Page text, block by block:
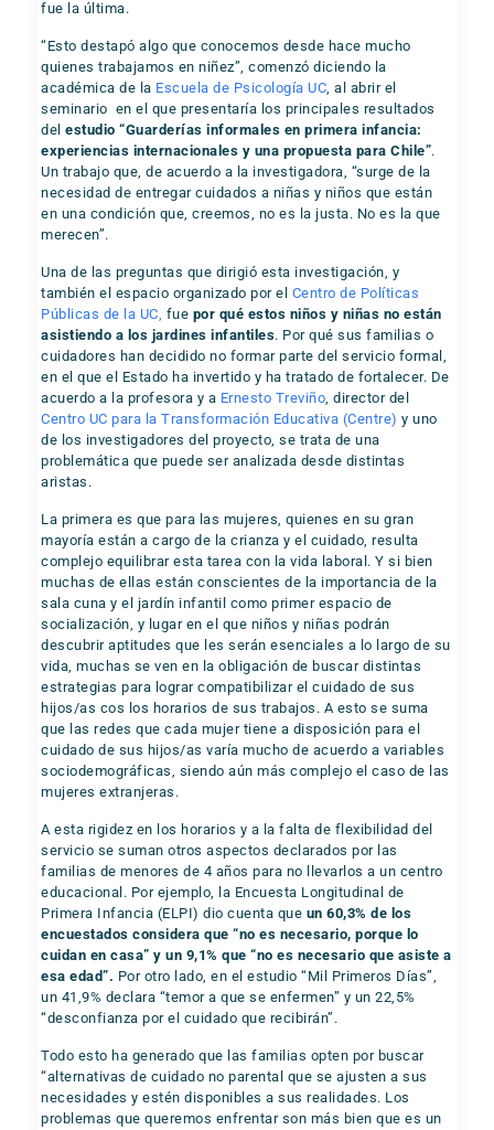
fue la última.
“Esto destapó algo que conocemos desde hace mucho
quienes trabajamos en niñez”, comenzó diciendo la
académica de la Escuela de Psicología UC, al abrir el
seminario en el que presentaría los principales resultados
delestudio “Guarderías informales en primera infancia:
experiencias internacionales y una propuesta para Chile”.
Un trabajo que, de acuerdo a la investigadora, “surge de la
necesidad de entregar cuidados a niñas y niños que están
en una condición que, creemos, no es la justa. No es la que
merecen”.
Una de las preguntas que dirigió esta investigación, y
también el espacio organizado por el Centro de Políticas
Públicas de la UC, fue por qué estos niños y niñas no están
asistiendo a los jardines infantiles. Por qué sus familias o
cuidadores han decidido no formar parte del servicio formal,
en el que el Estado ha invertido y ha tratado de fortalecer. De
acuerdo a la profesora y a Ernesto Treviño, director del
Centro UC para la Transformación Educativa (Centre) y uno
de los investigadores del proyecto, se trata de una
problemática que puede ser analizada desde distintas
aristas.
La primera es que para las mujeres, quienes en su gran
mayoría están a cargo de la crianza y el cuidado, resulta
complejo equilibrar esta tarea con la vida laboral. Y si bien
muchas de ellas están conscientes de la importancia de la
sala cuna y el jardín infantil como primer espacio de
socialización, y lugar en el que niños y niñas podrán
descubrir aptitudes que les serán esenciales a lo largo de su
vida, muchas se ven en la obligación de buscar distintas
estrategias para lograr compatibilizar el cuidado de sus
hijos/as cos los horarios de sus trabajos. A esto se suma
que las redes que cada mujer tiene a disposición para el
cuidado de sus hijos/as varía mucho de acuerdo a variables
sociodemográficas, siendo aún más complejo el caso de las
mujeres extranjeras.
A esta rigidez en los horarios y a la falta de flexibilidad del
servicio se suman otros aspectos declarados por las
familias de menores de 4 años para no llevarlos a un centro
educacional. Por ejemplo, la Encuesta Longitudinal de
Primera Infancia (ELPI) dio cuenta que un 60,3% de los
encuestados considera que “no es necesario, porque lo
cuidan en casa” y un 9,1% que “no es necesario que asiste a
esa edad”. Por otro lado, en el estudio “Mil Primeros Días”,
un 41,9% declara “temor a que se enfermen” y un 22,5%
“desconfianza por el cuidado que recibirán”.
Todo esto ha generado que las familias opten por buscar
“alternativas de cuidado no parental que se ajusten a sus
necesidades y estén disponibles a sus realidades. Los
problemas que queremos enfrentar son más bien que es un